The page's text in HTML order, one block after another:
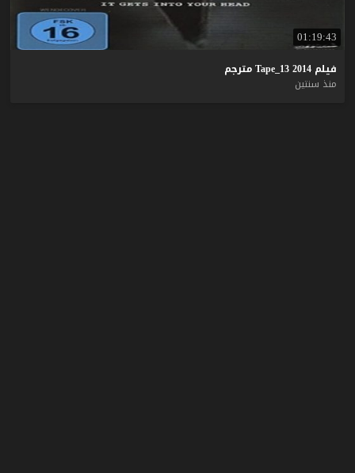
01:19:43
فيلم Tape_13 2014
مترجم
منذ سنتين